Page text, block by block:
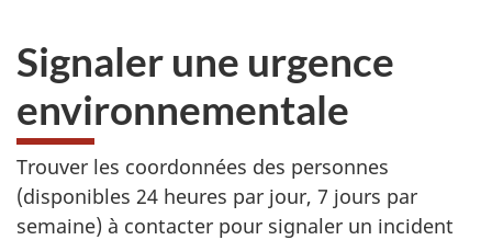
Signaler une urgence
environnementale
Trouver les coordonnées des personnes
(disponibles 24 heures par jour, 7 jours par
semaine) à contacter pour signaler un incident